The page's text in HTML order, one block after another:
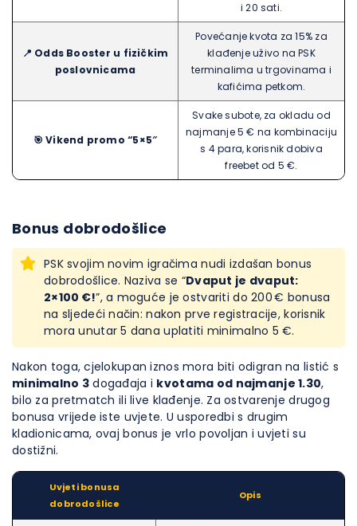
i 20 sati.
📍 Odds Booster u fizičkim
poslovnicama
Povećanje kvota za 15% za
klađenje uživo na PSK
terminalima u trgovinama i
kafićima petkom.
🎯Vikend promo “5×5″
Svake subote, za okladu od
najmanje 5 € na kombinaciju
s 4 para, korisnik dobiva
freebet od 5 €.
Bonus dobrodošlice
PSK svojim novim igračima nudi izdašan bonus
dobrodošlice. Naziva se “Dvaput je dvaput:
2×100 €!”, a moguće je ostvariti do 200 € bonusa
na sljedeći način: nakon prve registracije, korisnik
mora unutar 5 dana uplatiti minimalno 5 €.
Nakon toga, cjelokupan iznos mora biti odigran na listić s
minimalno 3 događaja i kvotama od najmanje 1.30,
bilo za pretmatch ili live klađenje. Za ostvarenje drugog
bonusa vrijede iste uvjete. U usporedbi s drugim
kladionicama, ovaj bonus je vrlo povoljan i uvjeti su
dostižni.
Uvjeti bonusa
dobrodošlice
Opis